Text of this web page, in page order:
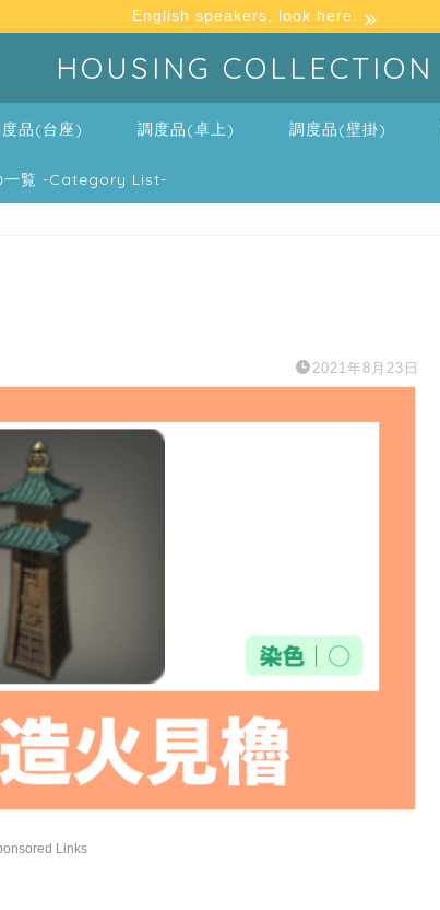
English speakers, look here.
HOUSING COLLECTION
品(台座) 調度品(卓上) 調度品(壁掛)
一覧 -Category List-
2021年8月23日
Links